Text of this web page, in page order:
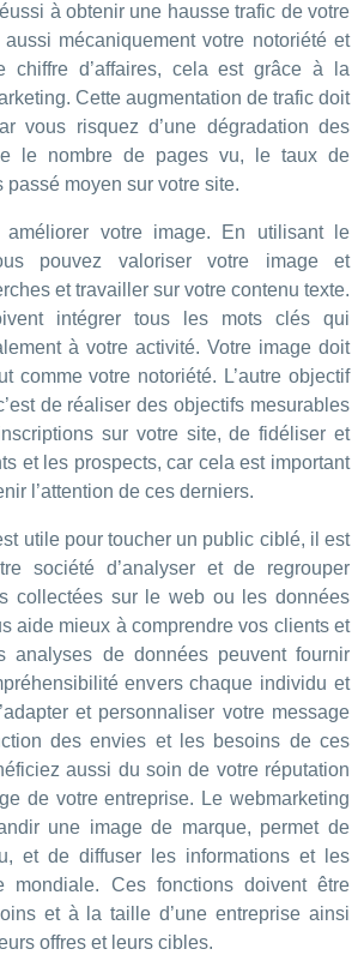
à obtenir une hausse trafic de votre
mécaniquement votre notoriété et
chiffre d’affaires, cela est grâce à la
Cette augmentation de trafic doit
vous risquez d’une dégradation des
le nombre de pages vu, le taux de
passé moyen sur votre site.
votre image. En utilisant le
pouvez valoriser votre image et
et travailler sur votre contenu texte.
intégrer tous les mots clés qui
à votre activité. Votre image doit
comme votre notoriété. L’autre objectif
de réaliser des objectifs mesurables
sur votre site, de fidéliser et
et les prospects, car cela est important
l’attention de ces derniers.
utile pour toucher un public ciblé, il est
société d’analyser et de regrouper
collectées sur le web ou les données
aide mieux à comprendre vos clients et
analyses de données peuvent fournir
envers chaque individu et
et personnaliser votre message
des envies et les besoins de ces
aussi du soin de votre réputation
de votre entreprise. Le webmarketing
une image de marque, permet de
et de diffuser les informations et les
mondiale. Ces fonctions doivent être
et à la taille d’une entreprise ainsi
offres et leurs cibles.